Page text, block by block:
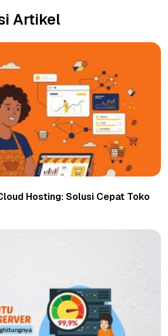
Artikel
Hosting: Solusi Cepat Toko